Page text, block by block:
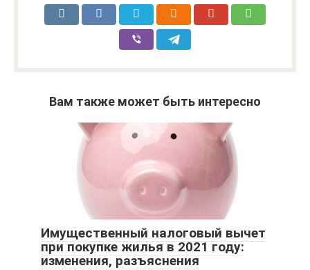
Вам также может быть интересно
Имущественный налоговый вычет
при покупке жилья в 2021 году:
изменения, разъяснения